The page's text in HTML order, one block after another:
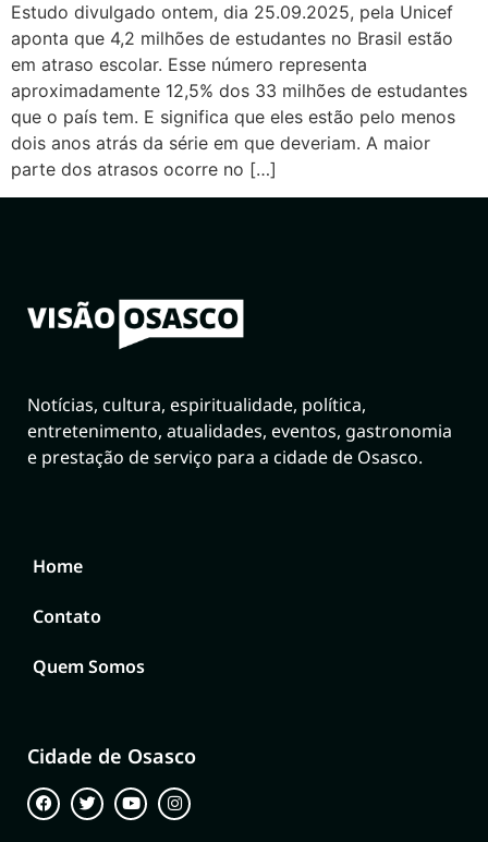
Estudo divulgado ontem, dia 25.09.2025, pela Unicef
aponta que 4,2 milhões de estudantes no Brasil estão
em atraso escolar. Esse número representa
aproximadamente 12,5% dos 33 milhões de estudantes
que o país tem. E significa que eles estão pelo menos
dois anos atrás da série em que deveriam. A maior
parte dos atrasos ocorre no […]
Notícias, cultura, espiritualidade, política,
entretenimento, atualidades, eventos, gastronomia
e prestação de serviço para a cidade de Osasco.
Home
Contato
Quem Somos
Cidade de Osasco